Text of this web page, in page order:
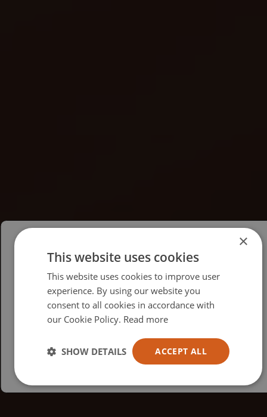
Please select your region/language
British
USA
Español
×
This website uses cookies
This website uses cookies to improve user
experience. By using our website you
consent to all cookies in accordance with
our Cookie Policy. Read more
ACCEPT ALL
SHOW DETAILS